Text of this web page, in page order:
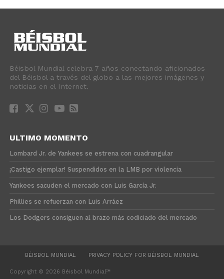
Béisbol Mundial celebra 7 años conectando aficionados
del Béisbol a través del globo a las mejores imágenes y
noticias en el Internet.
ULTIMO MOMENTO
Lombard Jr. de Yankees se estrena con cuadrangular
¡Castigo ejemplar! Suspendidos en la LMB por violencia
Yankees sacuden el mercado con Luis García Jr.
Phillies se refuerzan con Luis Arráez
Los Dodgers consiguen al brazo más codiciado del mercado
BÉISBOL MUNDIAL PRIVACY POLICY FOR BÉISBOL MUNDIAL
Copyright © 2026 Béisbol Mundial℠